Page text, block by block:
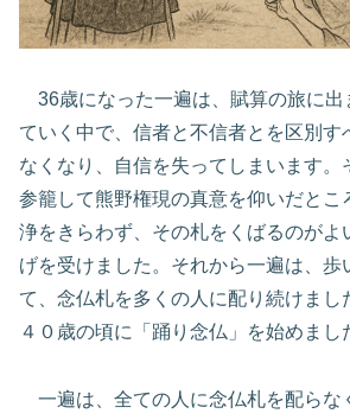
36歳になった一遍は、賦算の旅に出
ていく中で、信者と不信者とを区別す
なくなり、自信を失ってしまいます。
参籠して熊野権現の真意を仰いだとこ
浄をきらわず、その札をくばるのがよ
げを受けました。それから一遍は、歩
て、念仏札を多くの人に配り続けまし
４０歳の頃に「踊り念仏」を始めまし
一遍は、全ての人に念仏札を配らな